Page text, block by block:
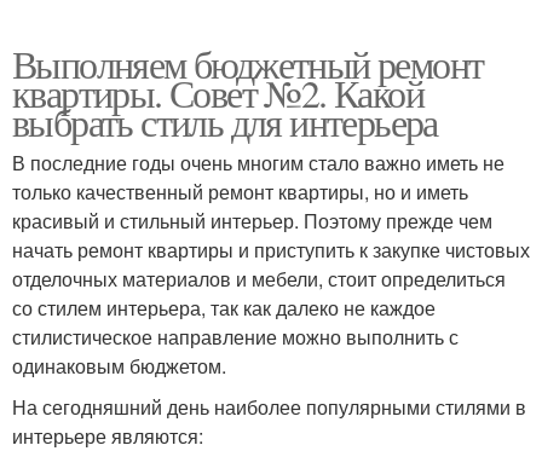
Выполняем бюджетный ремонт
квартиры. Совет №2. Какой
выбрать стиль для интерьера
В последние годы очень многим стало важно иметь не
только качественный ремонт квартиры, но и иметь
красивый и стильный интерьер. Поэтому прежде чем
начать ремонт квартиры и приступить к закупке чистовых
отделочных материалов и мебели, стоит определиться
со стилем интерьера, так как далеко не каждое
стилистическое направление можно выполнить с
одинаковым бюджетом.
На сегодняшний день наиболее популярными стилями в
интерьере являются: